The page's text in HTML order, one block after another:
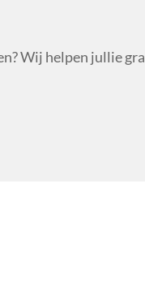
Wij helpen jullie